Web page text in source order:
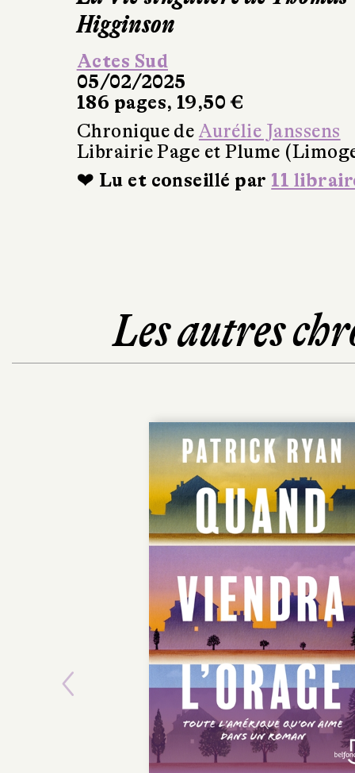
Higginson
Actes Sud
05/02/2025
186 pages, 19,50 €
Chronique de Aurélie Janssens
Librairie Page et Plume
❤ Lu et conseillé par 11
Les autres
Previous